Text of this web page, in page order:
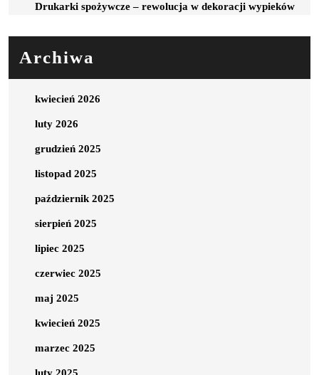
Drukarki spożywcze – rewolucja w dekoracji wypieków
Archiwa
kwiecień 2026
luty 2026
grudzień 2025
listopad 2025
październik 2025
sierpień 2025
lipiec 2025
czerwiec 2025
maj 2025
kwiecień 2025
marzec 2025
luty 2025